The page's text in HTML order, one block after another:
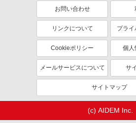
お問い合わせ
リンクについて プラ
Cookieポリシー 個人
メールサービスについて サ
サイトマップ
(c) AIDEM Inc.